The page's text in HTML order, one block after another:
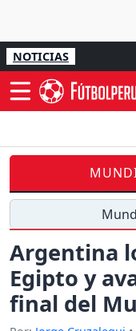
NOTICIAS
Argentina
Egipto y
final del